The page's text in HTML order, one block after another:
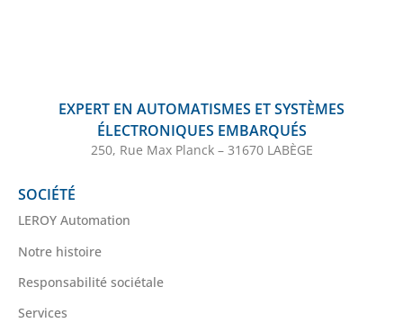
EXPERT EN AUTOMATISMES ET SYSTÈMES
ÉLECTRONIQUES EMBARQUÉS
250, Rue Max Planck – 31670 LABÈGE
SOCIÉTÉ
LEROY Automation
Notre histoire
Responsabilité sociétale
Services